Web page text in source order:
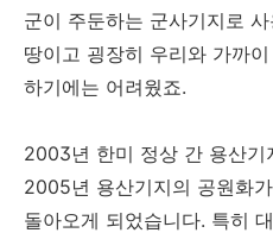
군이 주둔하는 군사기지로
땅이고 굉장히 우리와 가까
하기에는 어려웠죠.
2003년 한미 정상 간 용산기
2005년 용산기지의 공원화
돌아오게 되었습니다. 특히